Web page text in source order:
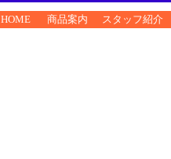
HOME 商品案内 スタッフ紹介